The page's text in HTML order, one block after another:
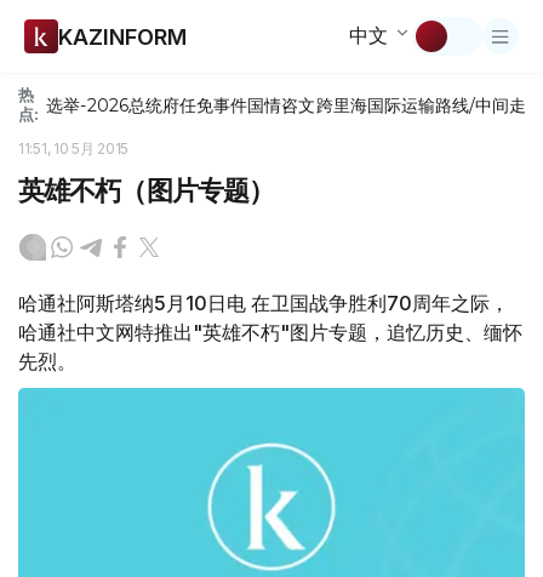
KAZINFORM 中文
热
点: 选举-2026总统府任免事件国情咨文跨里海国际运输路线/中间走廊
11:51, 10 5月 2015
英雄不朽（图片专题）
哈通社阿斯塔纳5月10日电 在卫国战争胜利70周年之际，
哈通社中文网特推出"英雄不朽"图片专题，追忆历史、缅怀
先烈。